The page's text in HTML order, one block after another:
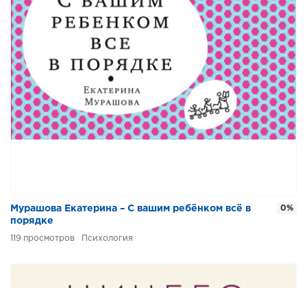
Мурашова Екатерина – С вашим ребёнком всё в
порядке
119 Психология
0%